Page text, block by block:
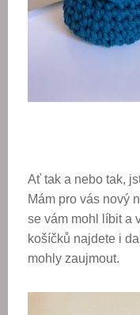
Ať tak a nebo tak,
Mám pro vás nový
se vám mohl líbit a
košíčků najdete i
mohly zaujmout.